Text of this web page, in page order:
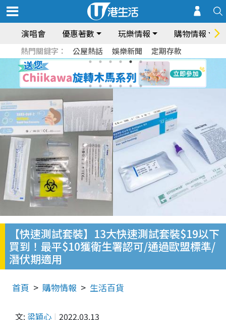
演唱會 優惠著數 玩樂情報 購物情報
熱門關鍵字： 公屋熱話 娛樂新聞 定期存款
【快速測試套裝】13大快速測試套裝$19以下
買到！最平$10獲衛生署認可/通過歐盟標準/
潛伏期適用
首頁 購物情報 生活百貨
文: 梁穎心 2022.03.13